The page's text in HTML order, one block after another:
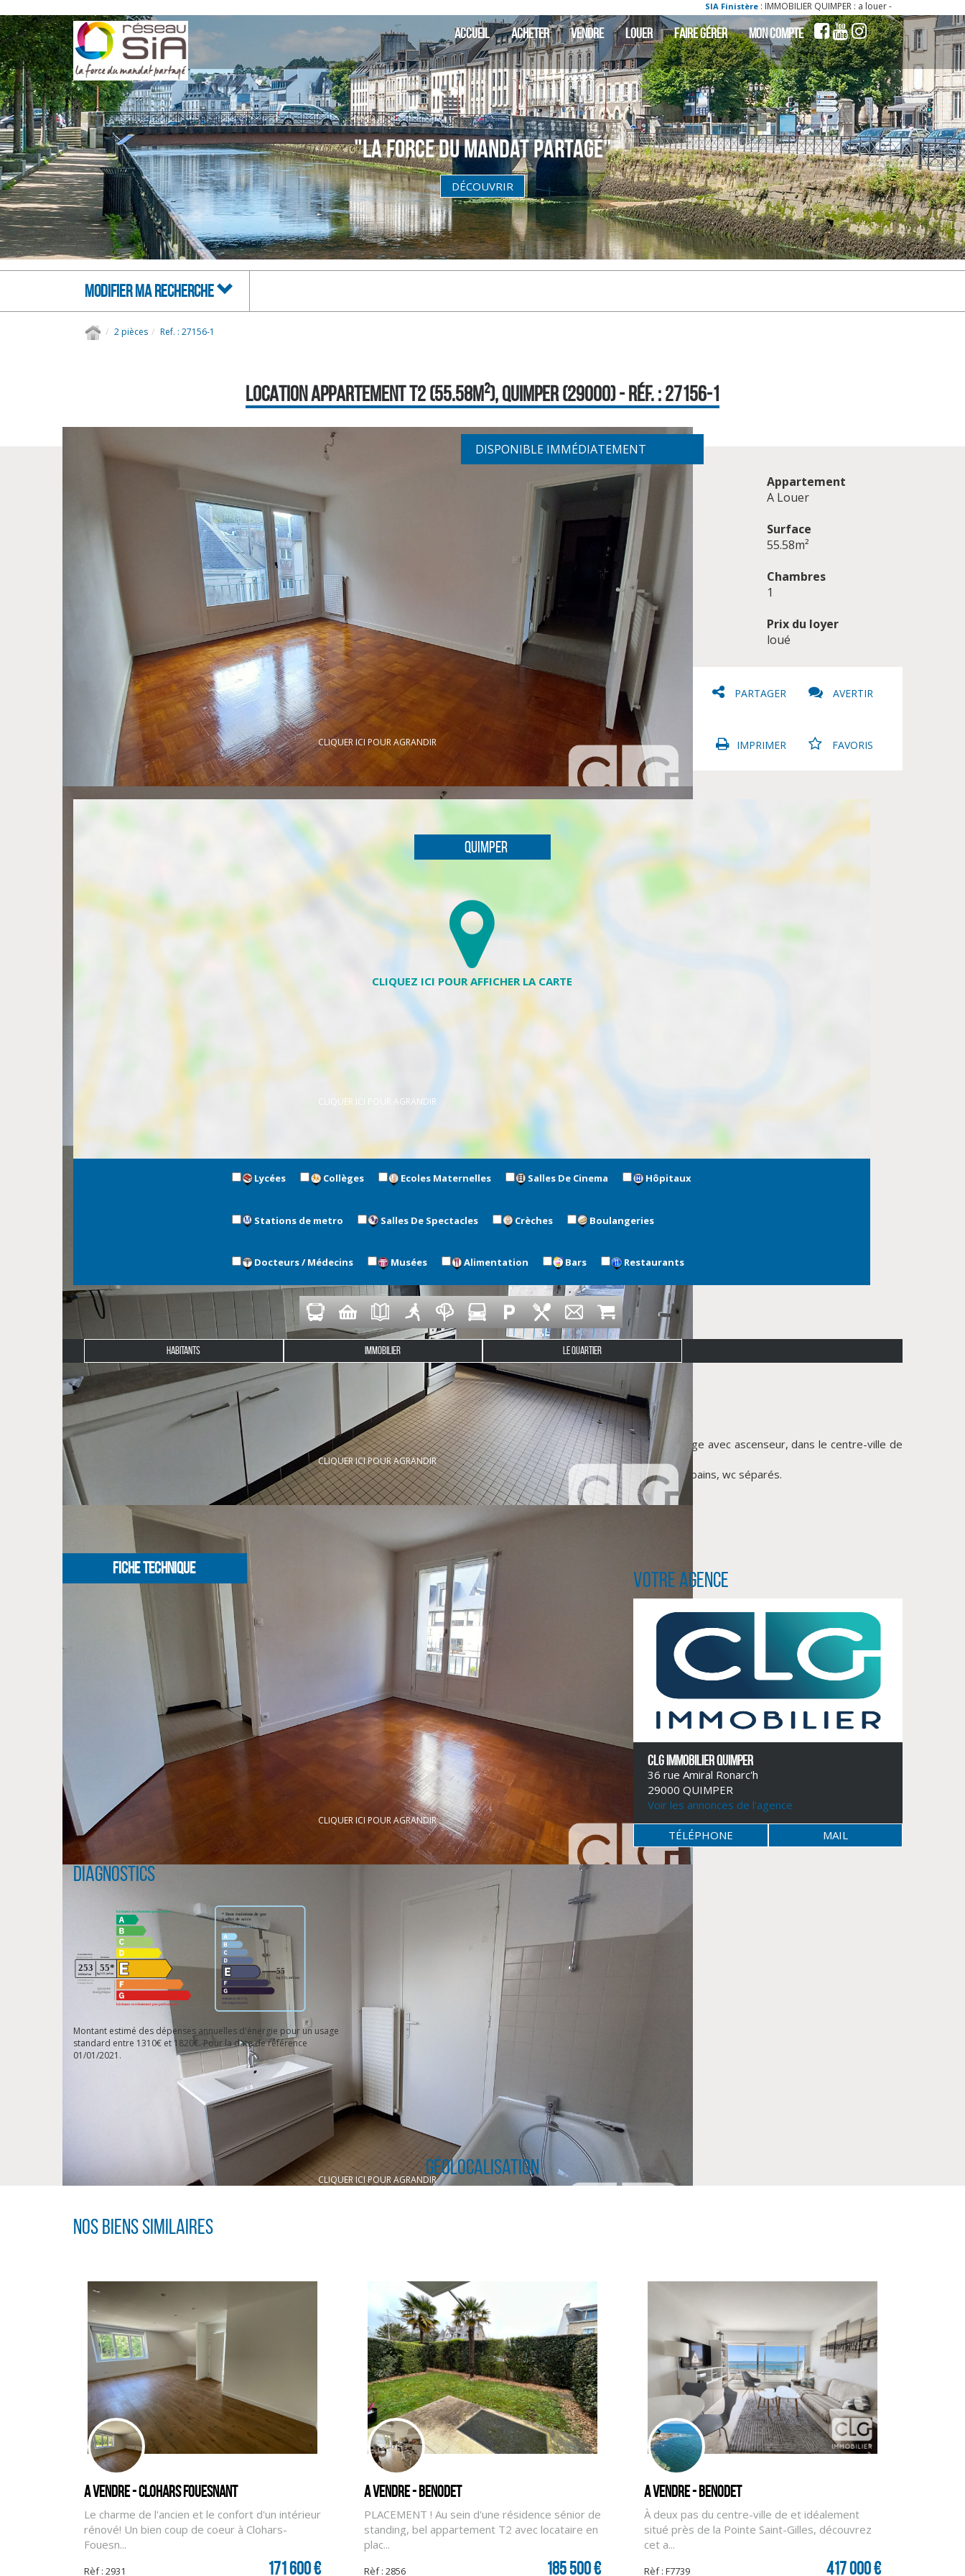
: IMMOBILIER QUIMPER : a louer - locati appartement quimper 29000 2
ACCUEIL ACHETER VENDRE LOUER FAIRE GÉRER MON COMPTE
"La Force du Mandat partagé"
DÉCOUVRIR
MODIFIER MA RECHERCHE
2 pièces Ref. : 27156-1
LOCATION APPARTEMENT T2 (55.58M²), QUIMPER (29000) - RÉF. : 27156-1
CLIQUER ICI POUR AGRANDIR
CLIQUER ICI POUR AGRANDIR
CLIQUER ICI POUR AGRANDIR
CLIQUER ICI POUR AGRANDIR
CLIQUER ICI POUR AGRANDIR
CLIQUER ICI POUR AGRANDIR
DISPONIBLE IMMÉDIATEMENT
Appartement
A Louer
Surface
55.58m²
Chambres
1
Prix du loyer
loué
PARTAGER AVERTIR
IMPRIMER FAVORIS
Quimper
Lycées Collèges Ecoles Maternelles Salles De Cinema Hôpitaux
Stations de metro Salles De Spectacles Crèches Boulangeries
Docteurs / Médecins Musées Alimentation Bars Restaurants
HABITANTS IMMOBILIER LE QUARTIER
Description du bien
L'agence CLG immobilier vous propose à la location cet appartement type 2 situé dans une résidence sécurisée au 3ème étage avec ascenseur, dans le centre-ville de
Quimper.
Il se compose d'une entrée, une séjour lumineux, une cuisine séparée aménagée et équipée (cuisinière), un cellier, une salle de bains, wc séparés.
Disponibilité immédiate.
NOS HONORAIRES
FICHE TECHNIQUE Votre agence
CLG IMMOBILIER QUIMPER
36 rue Amiral Ronarc'h
29000 QUIMPER
Voir les annonces de l'agence
TÉLÉPHONE MAIL
Diagnostics
Montant estimé des dépenses annuelles d'énergie pour un usage
standard entre 1310€ et 1820€. Pour la date de référence
01/01/2021.
Géolocalisation
Nos biens similaires
A vendre - CLOHARS FOUESNANT
Le charme de l'ancien et le confort d'un intérieur
rénové! Un bien coup de coeur à Clohars-
Fouesn...
Rèf : 2931 171 600 €
A vendre - BENODET
PLACEMENT ! Au sein d'une résidence sénior de
standing, bel appartement T2 avec locataire en
plac...
Rèf : 2856 185 500 €
A vendre - BENODET
À deux pas du centre-ville de et idéalement
situé près de la Pointe Saint-Gilles, découvrez
cet a...
Rèf : F7739 417 000 €